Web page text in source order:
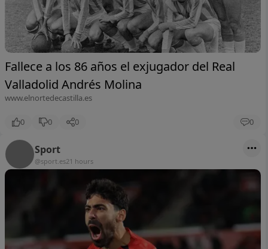
Fallece a los 86 años el exjugador del Real
Valladolid Andrés Molina
www.elnortedecastilla.es
0 0 0 0
Sport
@sport.es21 hours